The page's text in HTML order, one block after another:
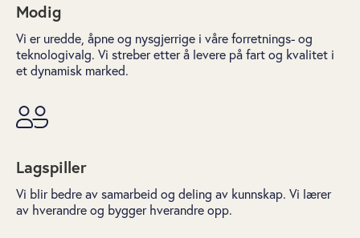
Modig
Vi er uredde, åpne og nysgjerrige i våre forretnings- og
teknologivalg. Vi streber etter å levere på fart og kvalitet i
et dynamisk marked.
Lagspiller
Vi blir bedre av samarbeid og deling av kunnskap. Vi lærer
av hverandre og bygger hverandre opp.